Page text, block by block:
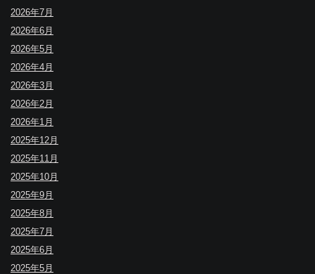
2026年7月
2026年6月
2026年5月
2026年4月
2026年3月
2026年2月
2026年1月
2025年12月
2025年11月
2025年10月
2025年9月
2025年8月
2025年7月
2025年6月
2025年5月